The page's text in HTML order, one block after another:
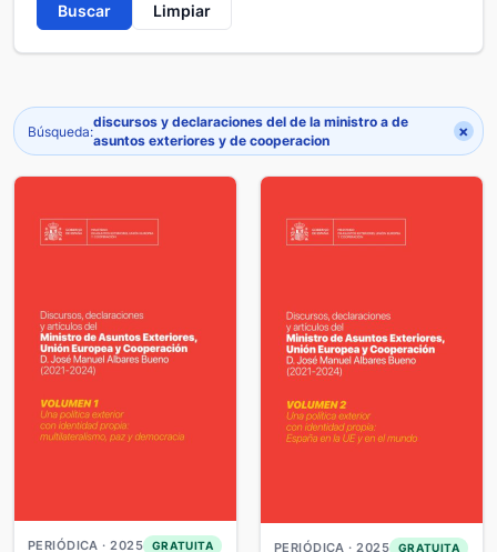
Buscar Limpiar
Búsqueda:
discursos y declaraciones del de la ministro a de
asuntos exteriores y de cooperacion
×
PERIÓDICA · 2025 GRATUITA PERIÓDICA · 2025 GRATUITA